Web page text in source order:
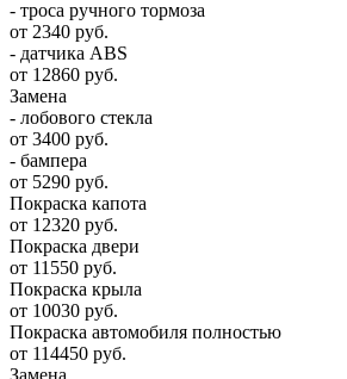
- троса ручного тормоза
от 2340 руб.
- датчика ABS
от 12860 руб.
Замена
- лобового стекла
от 3400 руб.
- бампера
от 5290 руб.
Покраска капота
от 12320 руб.
Покраска двери
от 11550 руб.
Покраска крыла
от 10030 руб.
Покраска автомобиля полностью
от 114450 руб.
Замена